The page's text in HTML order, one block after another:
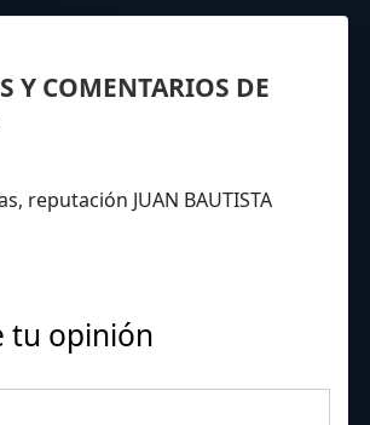
Y COMENTARIOS DE
reputación JUAN BAUTISTA
tu opinión